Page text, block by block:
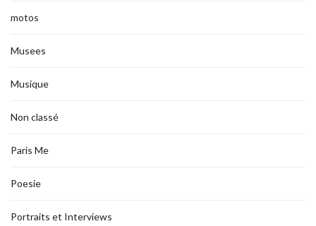
motos
Musees
Musique
Non classé
Paris Me
Poesie
Portraits et Interviews